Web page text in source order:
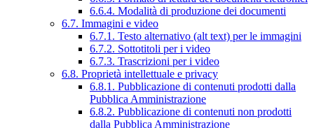
6.6.4. Modalità di produzione dei documenti
6.7. Immagini e video
6.7.1. Testo alternativo (alt text) per le immagini
6.7.2. Sottotitoli per i video
6.7.3. Trascrizioni per i video
6.8. Proprietà intellettuale e privacy
6.8.1. Pubblicazione di contenuti prodotti dalla
Pubblica Amministrazione
6.8.2. Pubblicazione di contenuti non prodotti
dalla Pubblica Amministrazione